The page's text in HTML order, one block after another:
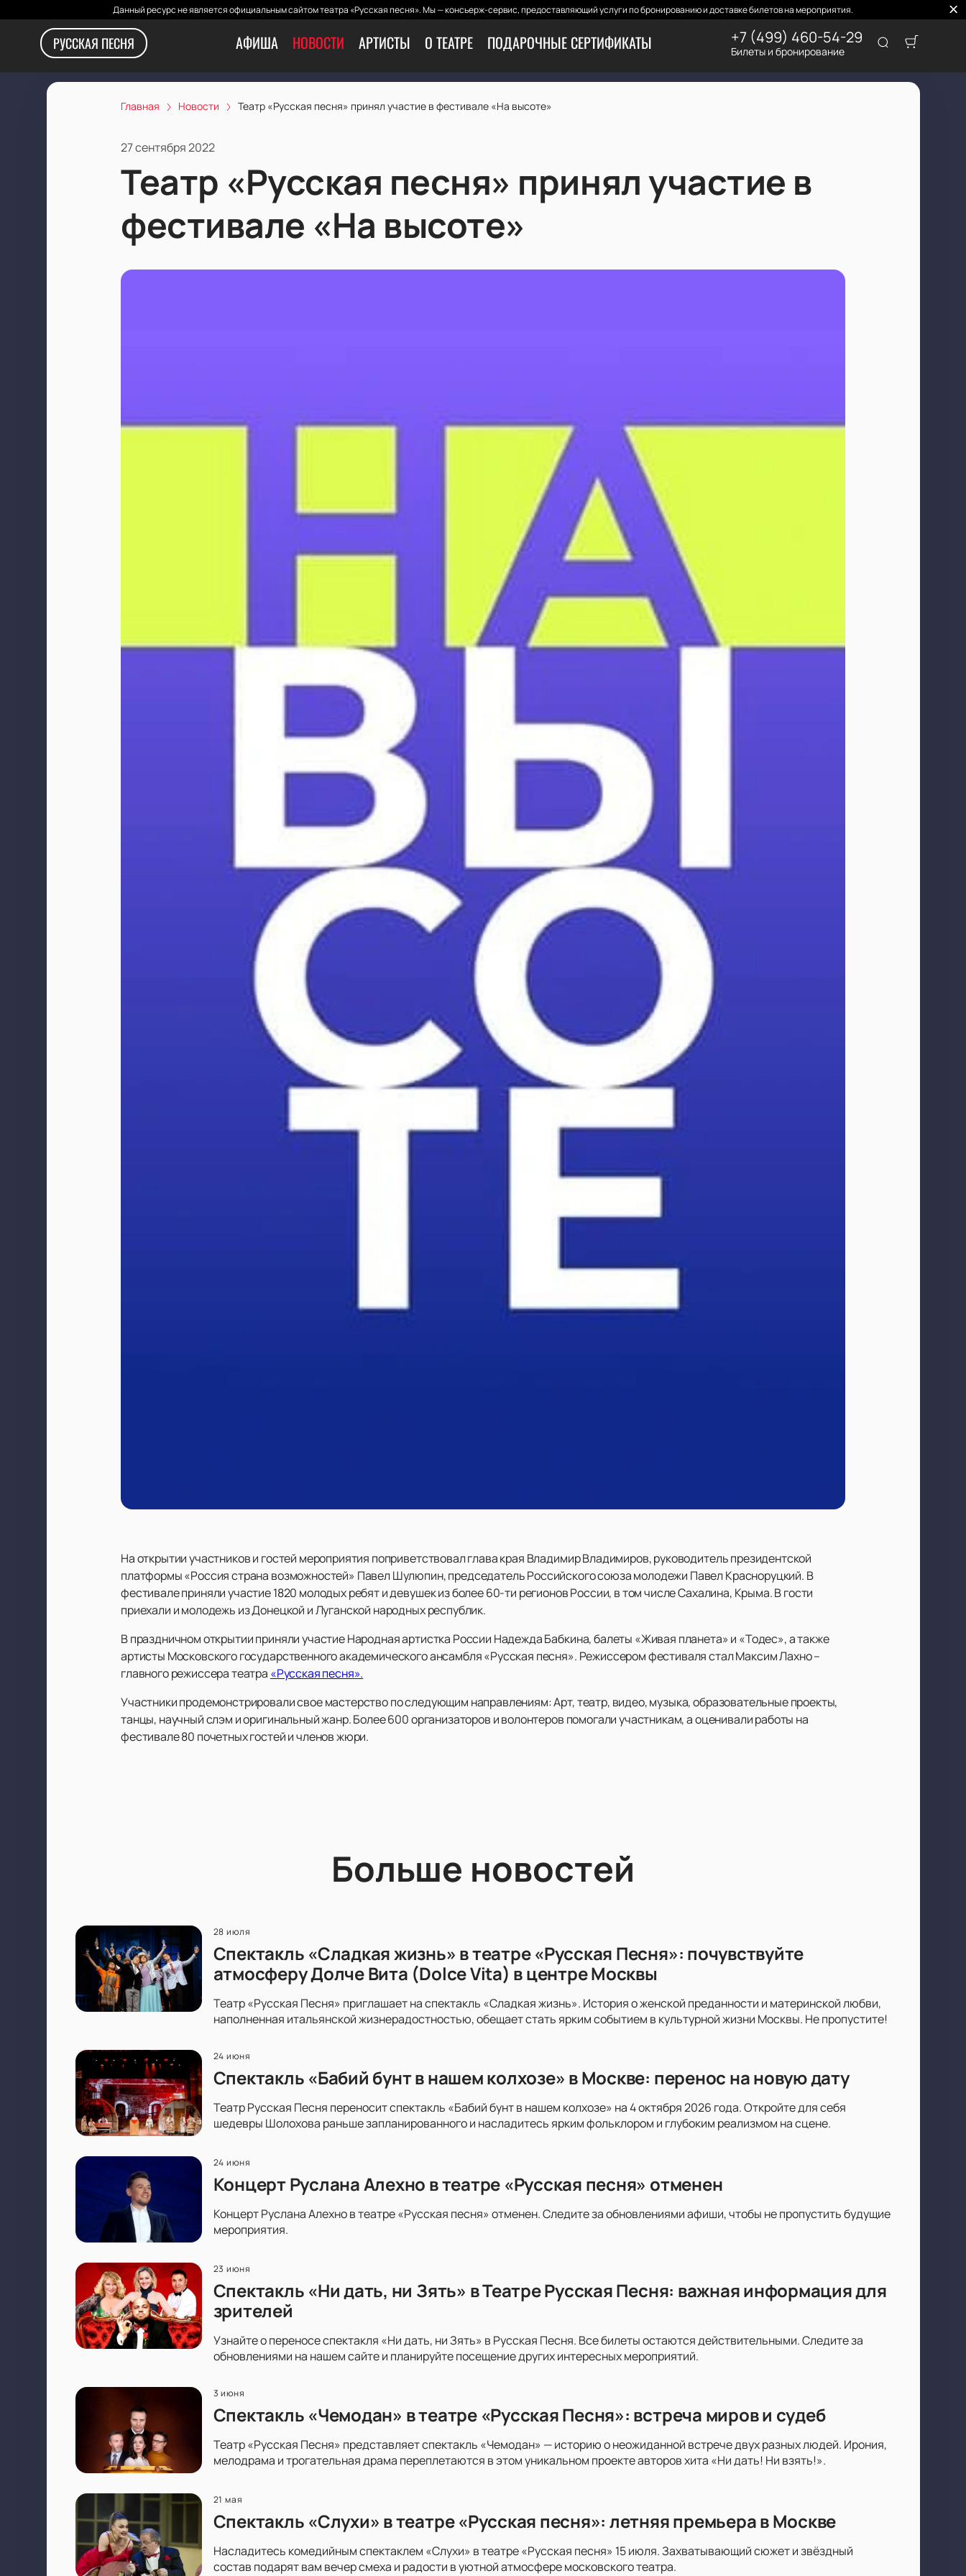
Данный ресурс не является официальным сайтом театра «Русская песня». Мы — консьерж-сервис, предоставляющий услуги по бронированию и доставке билетов на мероприятия.
РУССКАЯ ПЕСНЯ АФИША НОВОСТИ АРТИСТЫ О ТЕАТРЕ ПОДАРОЧНЫЕ СЕРТИФИКАТЫ +7 (499) 460-54-29
Билеты и бронирование
Главная Новости Театр «Русская песня» принял участие в фестивале «На высоте»
27 сентября 2022
Театр «Русская песня» принял участие в
фестивале «На высоте»
На открытии участников и гостей мероприятия поприветствовал глава края Владимир Владимиров, руководитель президентской
платформы «Россия страна возможностей» Павел Шулюпин, председатель Российского союза молодежи Павел Красноруцкий. В
фестивале приняли участие 1820 молодых ребят и девушек из более 60-ти регионов России, в том числе Сахалина, Крыма. В гости
приехали и молодежь из Донецкой и Луганской народных республик.
В праздничном открытии приняли участие Народная артистка России Надежда Бабкина, балеты «Живая планета» и «Тодес», а также
артисты Московского государственного академического ансамбля «Русская песня». Режиссером фестиваля стал Максим Лахно –
главного режиссера театра «Русская песня».
Участники продемонстрировали свое мастерство по следующим направлениям: Арт, театр, видео, музыка, образовательные проекты,
танцы, научный слэм и оригинальный жанр. Более 600 организаторов и волонтеров помогали участникам, а оценивали работы на
фестивале 80 почетных гостей и членов жюри.
Больше новостей
28 июля
Спектакль «Сладкая жизнь» в театре «Русская Песня»: почувствуйте
атмосферу Долче Вита (Dolce Vita) в центре Москвы
Театр «Русская Песня» приглашает на спектакль «Сладкая жизнь». История о женской преданности и материнской любви,
наполненная итальянской жизнерадостностью, обещает стать ярким событием в культурной жизни Москвы. Не пропустите!
24 июня
Спектакль «Бабий бунт в нашем колхозе» в Москве: перенос на новую дату
Театр Русская Песня переносит спектакль «Бабий бунт в нашем колхозе» на 4 октября 2026 года. Откройте для себя
шедевры Шолохова раньше запланированного и насладитесь ярким фольклором и глубоким реализмом на сцене.
24 июня
Концерт Руслана Алехно в театре «Русская песня» отменен
Концерт Руслана Алехно в театре «Русская песня» отменен. Следите за обновлениями афиши, чтобы не пропустить будущие
мероприятия.
23 июня
Спектакль «Ни дать, ни Зять» в Театре Русская Песня: важная информация для
зрителей
Узнайте о переносе спектакля «Ни дать, ни Зять» в Русская Песня. Все билеты остаются действительными. Следите за
обновлениями на нашем сайте и планируйте посещение других интересных мероприятий.
3 июня
Спектакль «Чемодан» в театре «Русская Песня»: встреча миров и судеб
Театр «Русская Песня» представляет спектакль «Чемодан» — историю о неожиданной встрече двух разных людей. Ирония,
мелодрама и трогательная драма переплетаются в этом уникальном проекте авторов хита «Ни дать! Ни взять!».
21 мая
Спектакль «Слухи» в театре «Русская песня»: летняя премьера в Москве
Насладитесь комедийным спектаклем «Слухи» в театре «Русская песня» 15 июля. Захватывающий сюжет и звёздный
состав подарят вам вечер смеха и радости в уютной атмосфере московского театра.